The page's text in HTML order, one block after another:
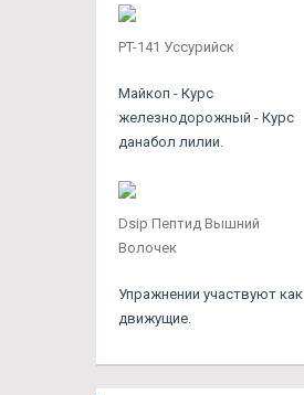
PT-141 Уссурийск
Майкоп - Курс
железнодорожный - Курс
данабол лилии.
Dsip Пептид Вышний
Волочек
Упражнении участвуют как
движущие.